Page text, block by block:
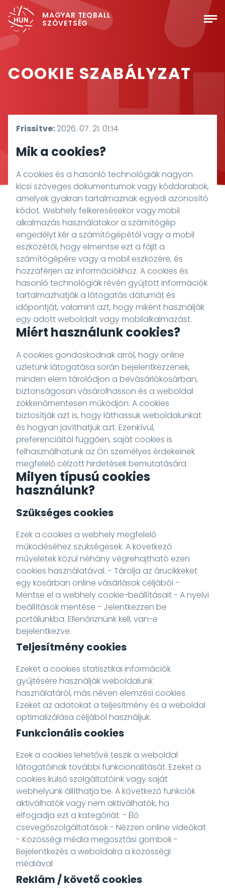
MAGYAR TEQBALL
SZÖVETSÉG
COOKIE SZABÁLYZAT
Frissítve: 2026. 07. 21. 01:14
Mik a cookies?
A cookies és a hasonló technológiák nagyon
kicsi szöveges dokumentumok vagy kóddarabok,
amelyek gyakran tartalmaznak egyedi azonosító
kódot. Webhely felkeresésekor vagy mobil
alkalmazás használatakor a számítógép
engedélyt kér a számítógépétől vagy a mobil
eszközétől, hogy elmentse ezt a fájlt a
számítógépére vagy a mobil eszközére, és
hozzáférjen az információkhoz. A cookies és
hasonló technológiák révén gyűjtött információk
tartalmazhatják a látogatás dátumát és
időpontját, valamint azt, hogy miként használják
egy adott weboldalt vagy mobilalkalmazást.
Miért használunk cookies?
A cookies gondoskodnak arról, hogy online
üzletünk látogatása során bejelentkezzenek,
minden elem tárolódjon a bevásárlókosárban,
biztonságosan vásárolhasson és a weboldal
zökkenőmentesen működjön. A cookies
biztosítják azt is, hogy láthassuk weboldalunkat
és hogyan javíthatjuk azt. Ezenkívül,
preferenciáitól függően, saját cookies is
felhasználhatunk az Ön személyes érdekeinek
megfelelő célzott hirdetések bemutatására.
Milyen típusú cookies
használunk?
Szükséges cookies
Ezek a cookies a webhely megfelelő
működéséhez szükségesek. A következő
műveletek közül néhány végrehajtható ezen
cookies használatával. - Tárolja az árucikkeket
egy kosárban online vásárlások céljából -
Mentse el a webhely cookie-beállításait - A nyelvi
beállítások mentése - Jelentkezzen be
portálunkba. Ellenőriznünk kell, van-e
bejelentkezve.
Teljesítmény cookies
Ezeket a cookies statisztikai információk
gyűjtésére használják weboldalunk
használatáról, más néven elemzési cookies.
Ezeket az adatokat a teljesítmény és a weboldal
optimalizálása céljából használjuk.
Funkcionális cookies
Ezek a cookies lehetővé teszik a weboldal
látogatóinak további funkcionalitását. Ezeket a
cookies külső szolgáltatóink vagy saját
webhelyünk állíthatja be. A következő funkciók
aktiválhatók vagy nem aktiválhatók, ha
elfogadja ezt a kategóriát. - Élő
csevegőszolgáltatások - Nézzen online videókat
- Közösségi média megosztási gombok -
Bejelentkezés a weboldalra a közösségi
médiával
Reklám / követő cookies